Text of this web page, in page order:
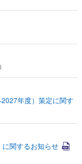
年度）策定に関す
関するお知らせ